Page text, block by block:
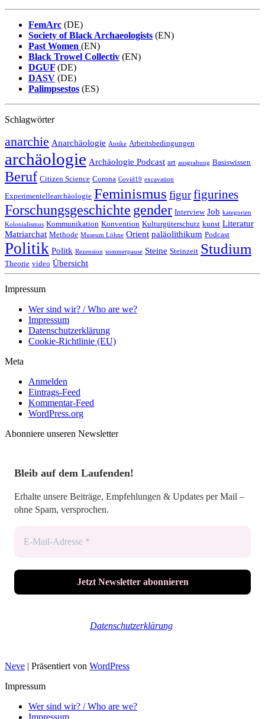
FemArc (DE)
Society of Black Archaeologists (EN)
Past Women (EN)
Black Trowel Collectiv (EN)
DGUF (DE)
DASV (DE)
Palimpsestos (ES)
Schlagwörter
anarchie Anarchäologie Antike Arbeitsbedingungen
archäologie Archäologie Podcast art ausgrabung Basiswissen
Beruf Citizen Science Corona Covid19 excavation
Experimentellearchäologie Feminismus figurfigurines
Forschungsgeschichte gender Interview Job kategorien
Kolonialismus Kommunikation Konvention Kulturgüterschutz kunst Literatur
Matriarchat Methode Museum Löhne Orient paläolithikum Podcast
Politik Politk Rezension sommerpause Steine Steinzeit Studium
Theorie video Übersicht
Impressum
Wer sind wir? / Who are we?
Impressum
Datenschutzerklärung
Cookie-Richtlinie (EU)
Meta
Anmelden
Eintrags-Feed
Kommentar-Feed
WordPress.org
Abonniere unseren Newsletter
Bleib auf dem Laufenden!
Erhalte unsere Beiträge, Empfehlungen & Updates per Mail –
ohne Spam, versprochen.
Datenschutzerklärung
Neve | Präsentiert von WordPress
Impressum
Wer sind wir? / Who are we?
Impressum